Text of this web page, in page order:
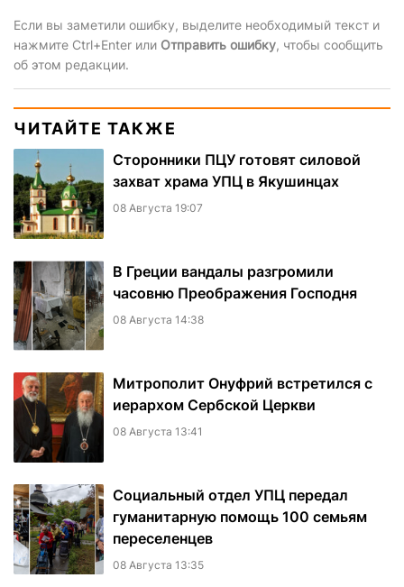
Если вы заметили ошибку, выделите необходимый текст и
нажмите Ctrl+Enter или Отправить ошибку, чтобы сообщить
об этом редакции.
ЧИТАЙТЕ ТАКЖЕ
Сторонники ПЦУ готовят силовой
захват храма УПЦ в Якушинцах
08 Августа 19:07
В Греции вандалы разгромили
часовню Преображения Господня
08 Августа 14:38
Митрополит Онуфрий встретился с
иерархом Сербской Церкви
08 Августа 13:41
Социальный отдел УПЦ передал
гуманитарную помощь 100 семьям
переселенцев
08 Августа 13:35